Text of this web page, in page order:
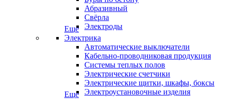
Абразивный
Свёрла
Электроды
Еще
Электрика
Автоматические выключатели
Кабельно-проводниковая продукция
Системы теплых полов
Электрические счетчики
Электрические щитки, шкафы, боксы
Электроустановочные изделия
Еще